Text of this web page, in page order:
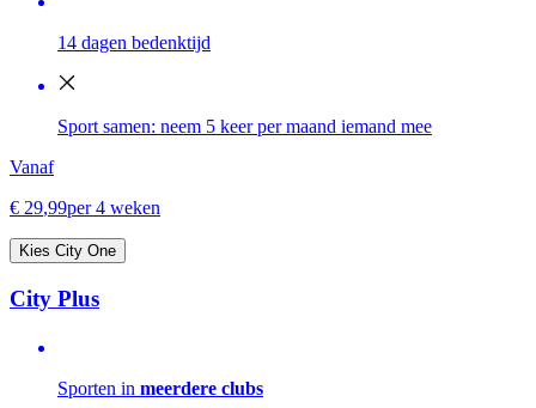
14 dagen bedenktijd
Sport samen: neem 5 keer per maand iemand mee
Vanaf
€ 29,99per 4 weken
Kies City One
City Plus
Sporten in meerdere clubs